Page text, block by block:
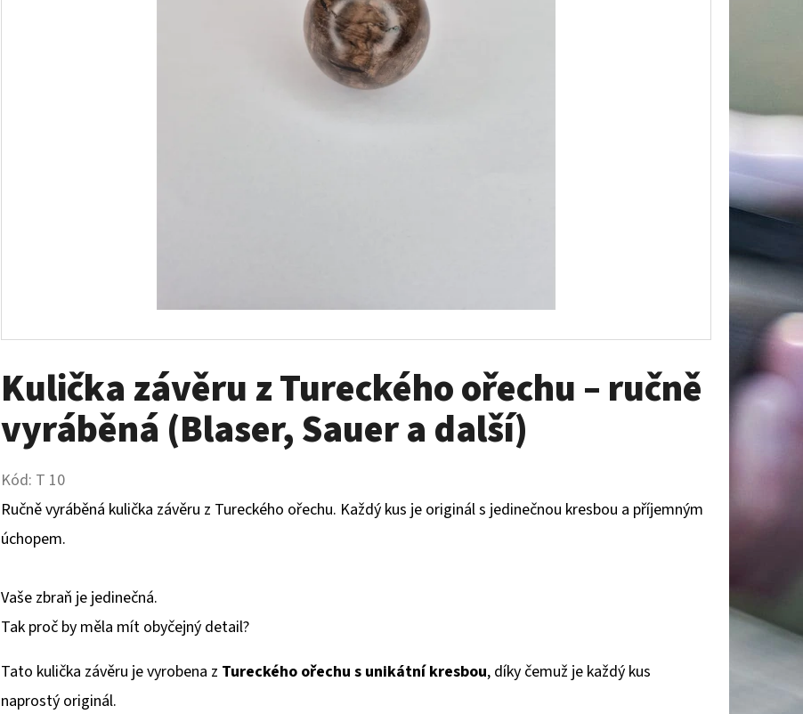
Kulička závěru z Tureckého ořechu – ručně
vyráběná (Blaser, Sauer a další)
Kód: T 10
Ručně vyráběná kulička závěru z Tureckého ořechu. Každý kus je originál s jedinečnou kresbou a příjemným
úchopem.
Vaše zbraň je jedinečná.
Tak proč by měla mít obyčejný detail?
Tato kulička závěru je vyrobena z Tureckého ořechu s unikátní kresbou, díky čemuž je každý kus
naprostý originál.
KOVOVÁ PODLOŽKA POD TROFEJ SRNCE –
DRŽÁK NA NÁBOJNICI, ZLATÁ SILUETA HOR